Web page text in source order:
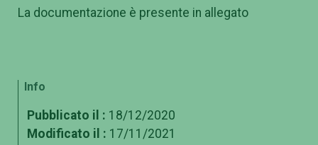
La documentazione è presente in allegato
Info
Pubblicato il : 18/12/2020
Modificato il : 17/11/2021